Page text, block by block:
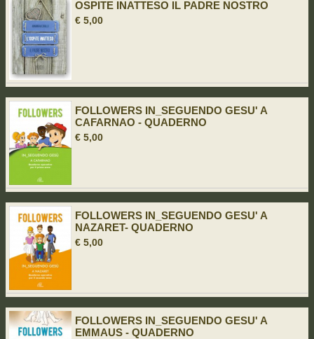
OSPITE INATTESO IL PADRE NOSTRO
€ 5,00
FOLLOWERS IN_SEGUENDO GESU' A
CAFARNAO - QUADERNO
€ 5,00
FOLLOWERS IN_SEGUENDO GESU' A
NAZARET- QUADERNO
€ 5,00
FOLLOWERS IN_SEGUENDO GESU' A
EMMAUS - QUADERNO